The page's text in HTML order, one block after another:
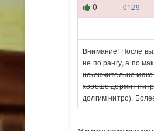
0
0129
Внимание! После
не по рангу, а по
исключительно
хорошо держит
долгим нитро).